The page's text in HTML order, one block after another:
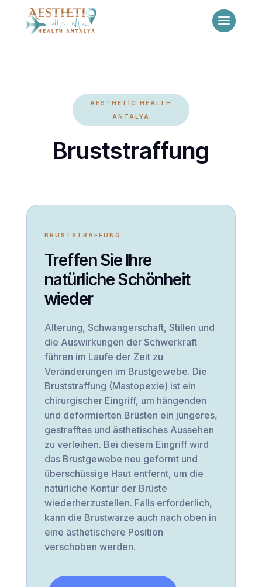
AESTHETİC HEALTH
ANTALYA
Bruststraffung
BRUSTSTRAFFUNG
Treffen Sie Ihre
natürliche Schönheit
wieder
Alterung, Schwangerschaft, Stillen und
die Auswirkungen der Schwerkraft
führen im Laufe der Zeit zu
Veränderungen im Brustgewebe. Die
Bruststraffung (Mastopexie) ist ein
chirurgischer Eingriff, um hängenden
und deformierten Brüsten ein jüngeres,
gestrafftes und ästhetisches Aussehen
zu verleihen. Bei diesem Eingriff wird
das Brustgewebe neu geformt und
überschüssige Haut entfernt, um die
natürliche Kontur der Brüste
wiederherzustellen. Falls erforderlich,
kann die Brustwarze auch nach oben in
eine ästhetischere Position
verschoben werden.